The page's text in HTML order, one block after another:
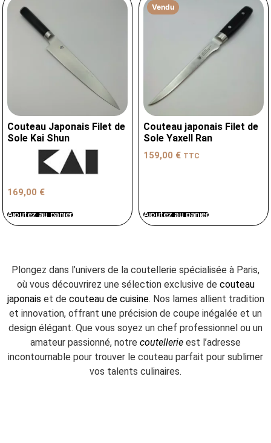
Couteau Japonais Filet de
Sole Kai Shun
169,00 €
Ajoutez au panier
Vendu
Couteau japonais Filet de
Sole Yaxell Ran
159,00 € TTC
Ajoutez au panier
Plongez dans l’univers de la coutellerie spécialisée à Paris,
où vous découvrirez une sélection exclusive de couteau
japonais et de couteau de cuisine. Nos lames allient tradition
et innovation, offrant une précision de coupe inégalée et un
design élégant. Que vous soyez un chef professionnel ou un
amateur passionné, notre coutellerie est l’adresse
incontournable pour trouver le couteau parfait pour sublimer
vos talents culinaires.